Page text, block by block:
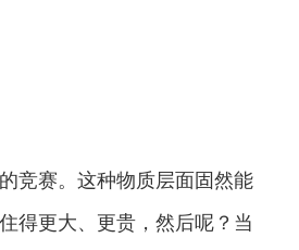
竞赛。这种物质层面固然能
得更大、更贵，然后呢？当